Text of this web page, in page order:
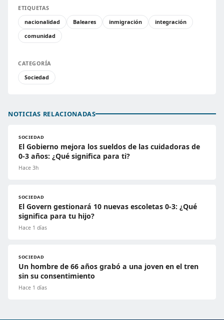
ETIQUETAS
nacionalidad
Baleares inmigración
integración
comunidad
CATEGORÍA
Sociedad
NOTICIAS RELACIONADAS
SOCIEDAD
El Gobierno mejora los sueldos de las cuidadoras de
0-3 años: ¿Qué significa para ti?
Hace 3h
SOCIEDAD
El Govern gestionará 10 nuevas escoletas 0-3: ¿Qué
significa para tu hijo?
Hace 1 días
SOCIEDAD
Un hombre de 66 años grabó a una joven en el tren
sin su consentimiento
Hace 1 días